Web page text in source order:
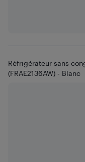
Réfrigérateur sans
(FRAE2136AW) - Blanc